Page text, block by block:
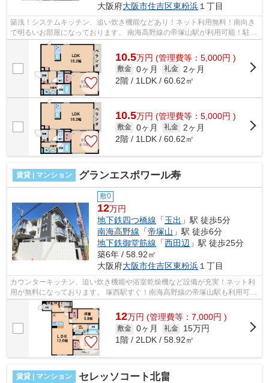
大阪府大阪市住吉区東粉浜 １丁目
築浅！システムキッチン、追い炊き機能などあり！ネット利用無料！南向き
で明るいお部屋になっております。 南海高野線の帝塚山駅が利用可能！駐車
場も空きあります。 ■□■□■□■□■□■□■...
10.5万円 (管理費等：5,000円 )
敷金 0ヶ月 礼金
2ヶ月
2階 / 1LDK / 60.62㎡
10.5万円 (管理費等：5,000円 )
敷金 0ヶ月 礼金
2ヶ月
2階 / 1LDK / 60.62㎡
賃貸 | マンション グランエスポワール寿
敷0
12万円
地下鉄四つ橋線 「玉出 」駅 徒歩5分
南海高野線 「帝塚山 」駅 徒歩6分
地下鉄御堂筋線 「西田辺 」駅 徒歩25分
築6年 / 58.92㎡
大阪府大阪市住吉区東粉浜 １丁目
カウンターキッチン、追い炊き機能や浴室乾燥機など設備が充実！ネット利
用が無料になっております。 塚西駅すぐ！南海高野線の帝塚山駅も利用可
能！住みやすい環境になっております...
12万円 (管理費等：7,000円 )
敷金 0ヶ月 礼金
15万円
1階 / 2LDK / 58.92㎡
賃貸 | マンション セレッソコート北畠